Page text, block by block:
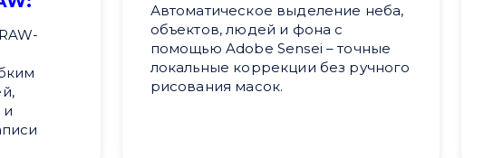
и
Автоматическое выделение неба,
объектов, людей и фона с
помощью Adobe Sensei – точные
локальные коррекции без ручного
рисования масок.